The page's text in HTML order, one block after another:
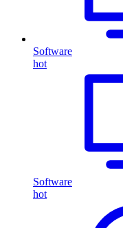
Software
hot
Software
hot